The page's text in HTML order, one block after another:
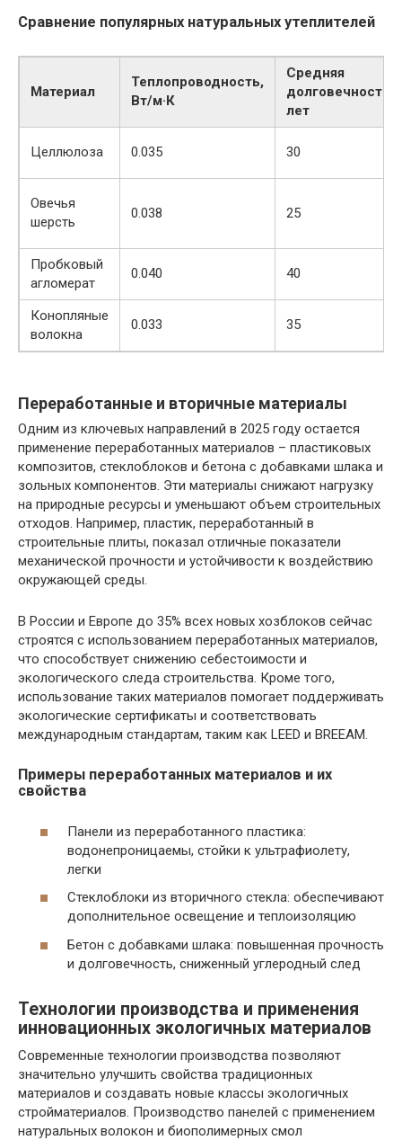
Сравнение популярных натуральных утеплителей
Материал
Теплопроводность,
Вт/м·К
Средняя
долговечность,
лет
Целлюлоза 0.035 30
Овечья
шерсть
0.038 25
Пробковый
агломерат
0.040 40
Конопляные
волокна
0.033 35
Переработанные и вторичные материалы
Одним из ключевых направлений в 2025 году остается
применение переработанных материалов – пластиковых
композитов, стеклоблоков и бетона с добавками шлака и
зольных компонентов. Эти материалы снижают нагрузку
на природные ресурсы и уменьшают объем строительных
отходов. Например, пластик, переработанный в
строительные плиты, показал отличные показатели
механической прочности и устойчивости к воздействию
окружающей среды.
В России и Европе до 35% всех новых хозблоков сейчас
строятся с использованием переработанных материалов,
что способствует снижению себестоимости и
экологического следа строительства. Кроме того,
использование таких материалов помогает поддерживать
экологические сертификаты и соответствовать
международным стандартам, таким как LEED и BREEAM.
Примеры переработанных материалов и их
свойства
Панели из переработанного пластика:
водонепроницаемы, стойки к ультрафиолету,
легки
Стеклоблоки из вторичного стекла: обеспечивают
дополнительное освещение и теплоизоляцию
Бетон с добавками шлака: повышенная прочность
и долговечность, сниженный углеродный след
Технологии производства и применения
инновационных экологичных материалов
Современные технологии производства позволяют
значительно улучшить свойства традиционных
материалов и создавать новые классы экологичных
стройматериалов. Производство панелей с применением
натуральных волокон и биополимерных смол